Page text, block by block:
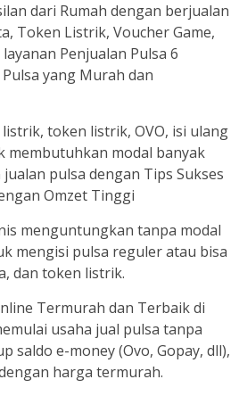
dari Rumah dengan berjualan
Token Listrik, Voucher Game,
Penjualan Pulsa 6
yang Murah dan
token listrik, OVO, isi ulang
membutuhkan modal banyak
pulsa dengan Tips Sukses
Omzet Tinggi
menguntungkan tanpa modal
mengisi pulsa reguler atau bisa
dan token listrik.
Termurah dan Terbaik di
usaha jual pulsa tanpa
saldo e-money (Ovo, Gopay, dll),
harga termurah.